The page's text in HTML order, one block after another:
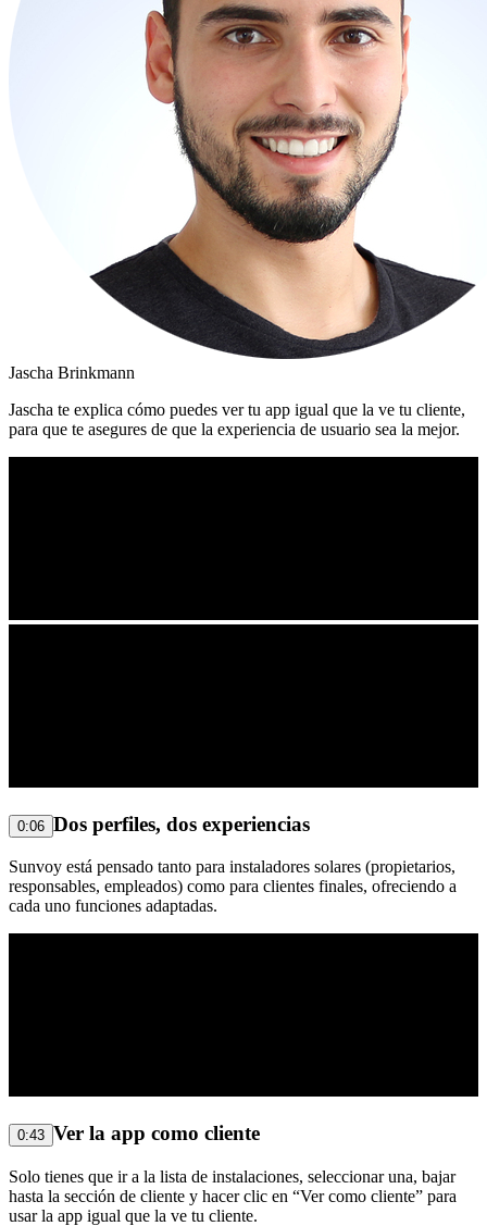
Jascha Brinkmann
Jascha te explica cómo puedes ver tu app igual que la ve tu cliente,
para que te asegures de que la experiencia de usuario sea la mejor.
0:06 Dos perfiles, dos experiencias
Sunvoy está pensado tanto para instaladores solares (propietarios,
responsables, empleados) como para clientes finales, ofreciendo a
cada uno funciones adaptadas.
0:43 Ver la app como cliente
Solo tienes que ir a la lista de instalaciones, seleccionar una, bajar
hasta la sección de cliente y hacer clic en “Ver como cliente” para
usar la app igual que la ve tu cliente.